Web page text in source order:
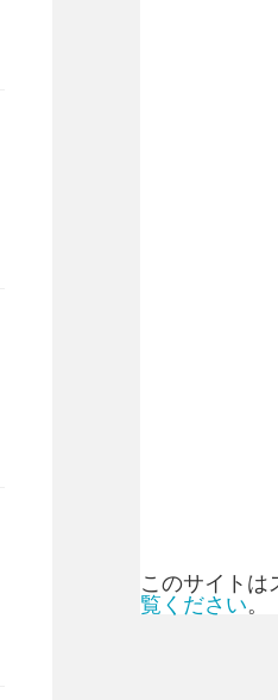
このサイトは
覧ください。